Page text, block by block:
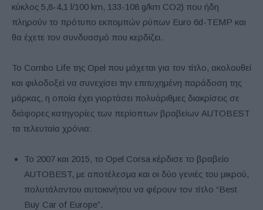
κύκλος 5,8-4,1 l/100 km, 133-108 g/km CO2) που ήδη
πληρούν το πρότυπο εκπομπών ρύπων Euro 6d-TEMP και
θα έχετε τον συνδυασμό που κερδίζει.
Το Combo Life της Opel που μάχεται για τον τίτλο, ακολουθεί
και φιλοδοξεί να συνεχίσει την επιτυχημένη παράδοση της
μάρκας, η οποία έχει γιορτάσει πολυάριθμες διακρίσεις σε
διάφορες κατηγορίες των περίοπτων βραβείων AUTOBEST
τα τελευταία χρόνια:
Το 2007 και 2015, το Opel Corsa κέρδισε το βραβείο
AUTOBEST, με αποτέλεσμα και οι δύο γενιές του μικρού,
πολυτάλαντου αυτοκινήτου να φέρουν τον τίτλο “Best
Buy Car of Europe”.